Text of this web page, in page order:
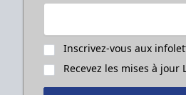
Inscrivez-vous aux
Recevez les mises à